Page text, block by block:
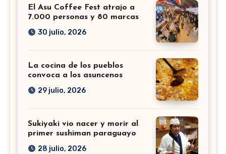
El Asu Coffee Fest atrajo a
7.000 personas y 80 marcas
30 julio, 2026
La cocina de los pueblos
convoca a los asuncenos
29 julio, 2026
Sukiyaki vio nacer y morir al
primer sushiman paraguayo
28 julio, 2026